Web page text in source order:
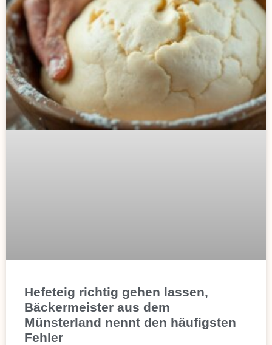
Hefeteig richtig gehen lassen,
Bäckermeister aus dem
Münsterland nennt den häufigsten
Fehler